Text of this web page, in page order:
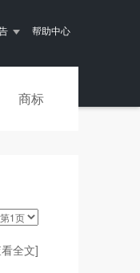
帮助中心
商标
全文]